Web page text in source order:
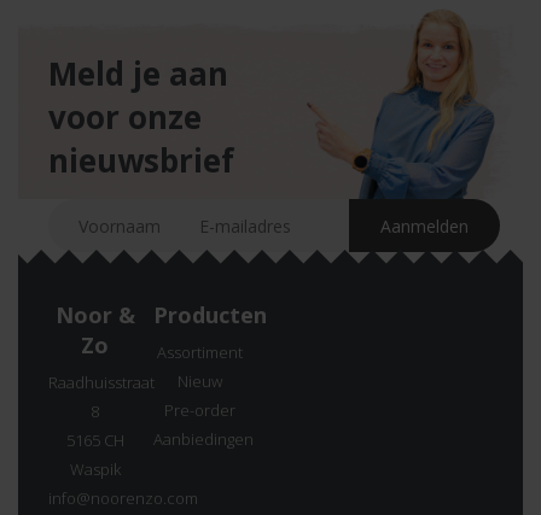
Meld je aan
voor onze
nieuwsbrief
Noor &
Zo
Raadhuisstraat
8
5165 CH
Waspik
info@noorenzo.com
Producten
Assortiment
Nieuw
Pre-order
Aanbiedingen